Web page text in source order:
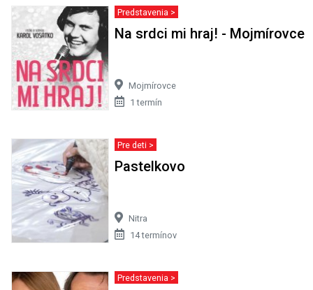
Predstavenia >
Na srdci mi hraj! - Mojmírovce
Mojmírovce
1 termín
Pre deti >
Pastelkovo
Nitra
14 termínov
Predstavenia >